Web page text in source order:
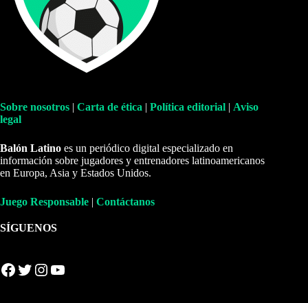
Sobre nosotros | Carta de ética | Política editorial | Aviso
legal
Balón Latino es un periódico digital especializado en
información sobre jugadores y entrenadores latinoamericanos
en Europa, Asia y Estados Unidos.
Juego Responsable | Contáctanos
SÍGUENOS
Facebook Twitter Instagram YouTube